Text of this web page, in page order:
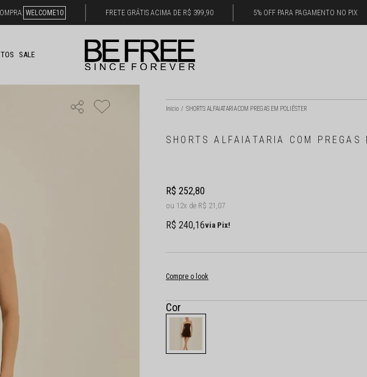
WELCOME10 FRETE GRÁTIS ACIMA DE R$ 399,90 5% OFF PARA PAGAMENTO NO PIX
SALE
Início SHORTS ALFAIATARIA COM PREGAS EM POLIÉSTER
SHORTS ALFAIATARIA COM PREGAS
R$ 240,16via Pix!
R$ 252,80
12x R$ 21,07
Compre o look